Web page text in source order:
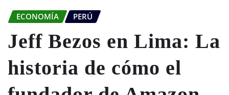
ECONOMÍA PERÚ
Jeff Bezos en Lima: La
historia de cómo el